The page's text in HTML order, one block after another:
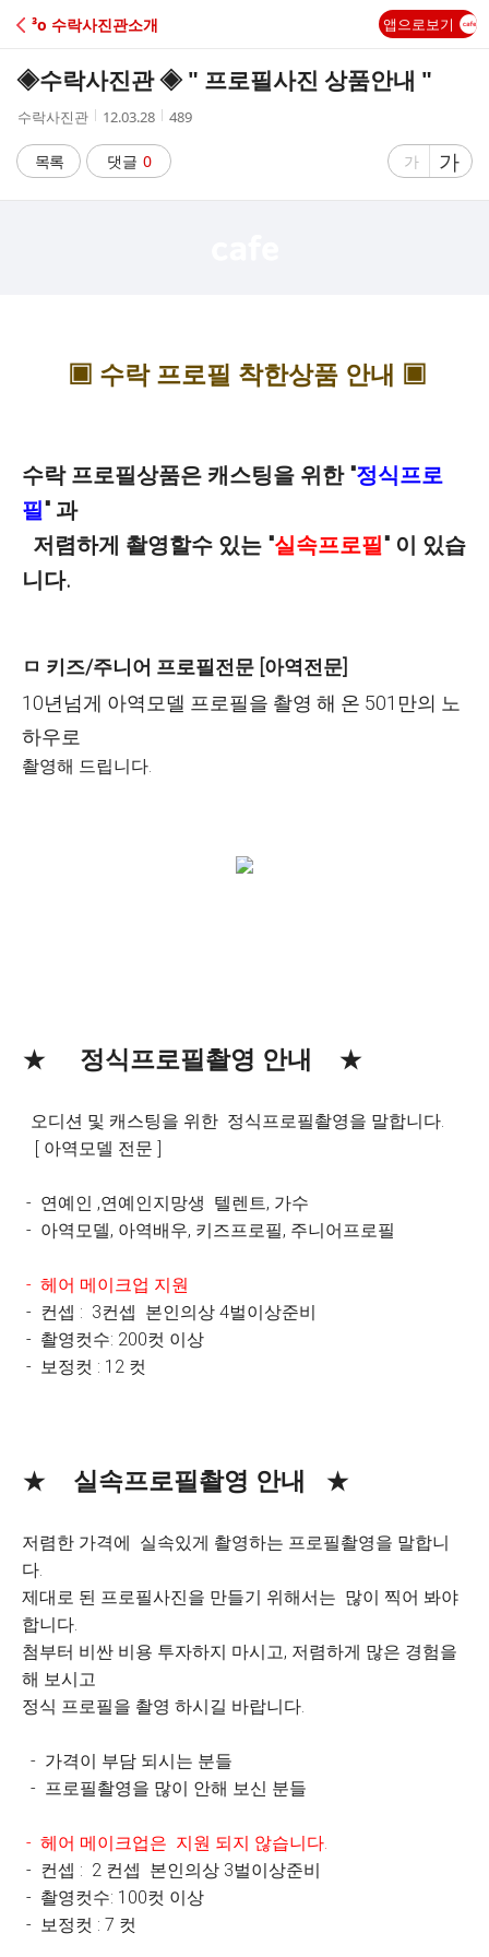
C
A
³о 수락사진관소개 앱으로보기
◈수락사진관 ◈ " 프로필사진 상품안내 "
작
자
수락사진관
작
시
간
12.03.28
조
수
489
목록 댓글 0
글
가
글
자
가
▣ 수락 프로필 착한상품 안내 ▣
수락 프로필상품은 캐스팅을 위한 "정식프로
필" 과
저렴하게 촬영할수 있는 "실속프로필" 이 있습
니다.
ㅁ 키즈/주니어 프로필전문 [아역전문]
10년넘게 아역모델 프로필을 촬영 해 온 501만의 노
하우로
촬영해 드립니다.
★ 정식프로필촬영 안내 ★
오디션 및 캐스팅을 위한 정식프로필촬영을 말합니다.
[ 아역모델 전문 ]
- 연예인 ,연예인지망생 텔렌트, 가수
- 아역모델, 아역배우, 키즈프로필, 주니어프로필
- 헤어 메이크업 지원
- 컨셉 : 3컨셉 본인의상 4벌이상준비
- 촬영컷수: 200컷 이상
- 보정컷 : 12 컷
★ 실속프로필촬영 안내 ★
저렴한 가격에 실속있게 촬영하는 프로필촬영을 말합니
다.
제대로 된 프로필사진을 만들기 위해서는 많이 찍어 봐야
합니다.
첨부터 비싼 비용 투자하지 마시고, 저렴하게 많은 경험을
해 보시고
정식 프로필을 촬영 하시길 바랍니다.
- 가격이 부담 되시는 분들
- 프로필촬영을 많이 안해 보신 분들
- 헤어 메이크업은 지원 되지 않습니다.
- 컨셉 : 2 컨셉 본인의상 3벌이상준비
- 촬영컷수: 100컷 이상
- 보정컷 : 7 컷